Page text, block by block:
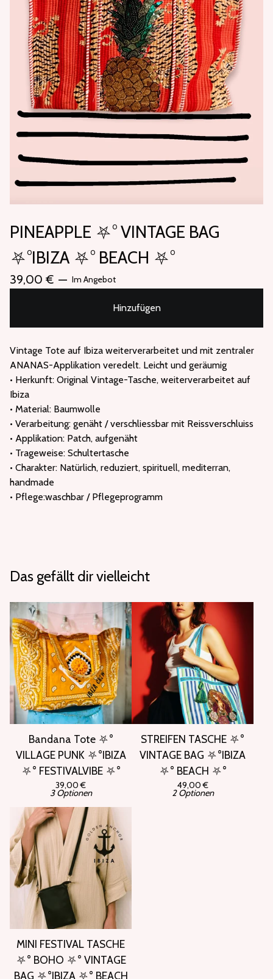
PINEAPPLE ⛧° VINTAGE BAG
⛧°IBIZA ⛧° BEACH ⛧°
39,00 € — Im Angebot
Hinzufügen
Vintage Tote auf Ibiza weiterverarbeitet und mit zentraler
ANANAS-Applikation veredelt. Leicht und geräumig
• Herkunft: Original Vintage-Tasche, weiterverarbeitet auf
Ibiza
• Material: Baumwolle
• Verarbeitung: genäht / verschliessbar mit Reissverschluiss
• Applikation: Patch, aufgenäht
• Trageweise: Schultertasche
• Charakter: Natürlich, reduziert, spirituell, mediterran,
handmade
• Pflege:waschbar / Pflegeprogramm
Das gefällt dir vielleicht
Bandana Tote ⛧°
VILLAGE PUNK ⛧°IBIZA
⛧° FESTIVALVIBE ⛧°
39,00€
3 Optionen
STREIFEN TASCHE ⛧°
VINTAGE BAG ⛧°IBIZA
⛧° BEACH ⛧°
49,00€
2 Optionen
MINI FESTIVAL TASCHE
⛧° BOHO ⛧° VINTAGE
BAG ⛧°IBIZA ⛧° BEACH